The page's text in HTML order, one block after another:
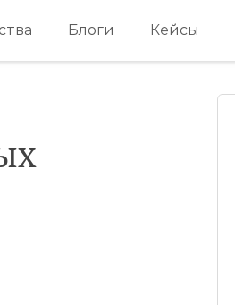
Блоги Кейсы